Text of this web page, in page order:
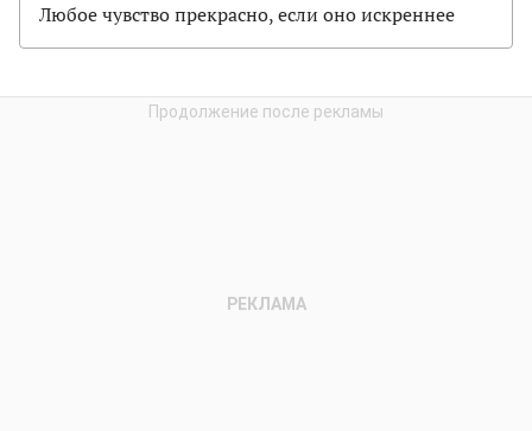
Любое чувство прекрасно, если оно искреннее